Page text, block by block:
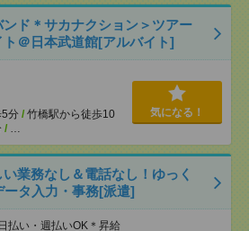
ンド＊サカナクション＞ツアー
＠日本武道館[アルバイト]
5分 / 竹橋駅から徒歩10
/ …
気になる！
い業務なし＆電話なし！ゆっく
ータ入力・事務[派遣]
払い・週払いOK＊昇給